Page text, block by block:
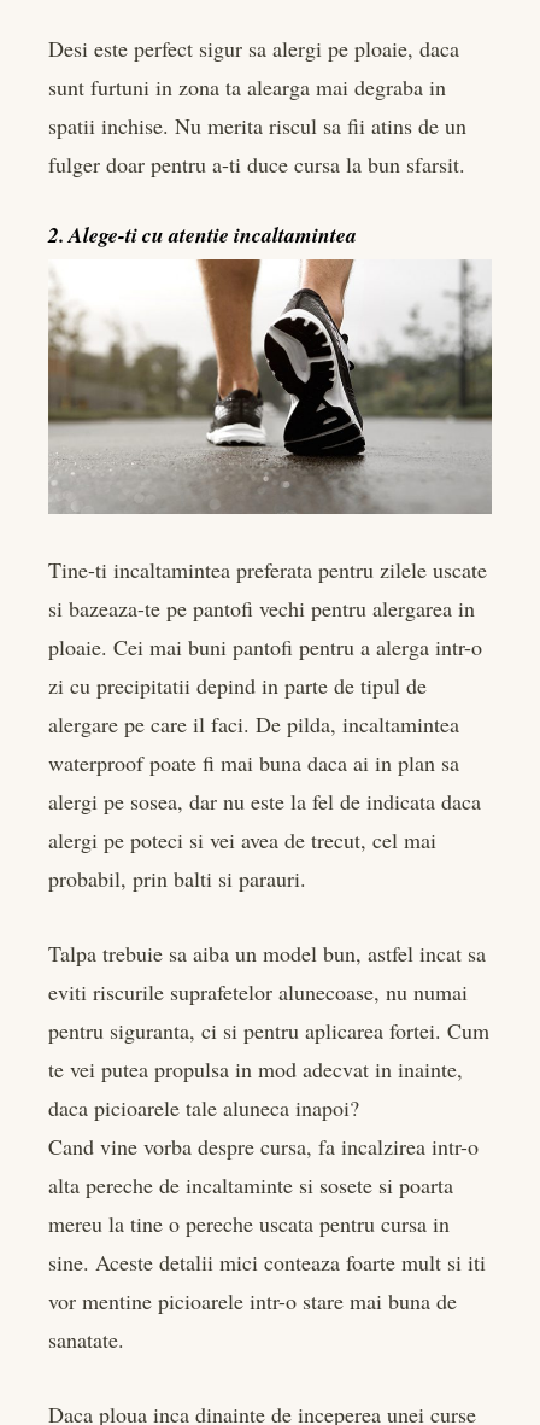
Desi este perfect sigur sa alergi pe ploaie, daca
sunt furtuni in zona ta alearga mai degraba in
spatii inchise. Nu merita riscul sa fii atins de un
fulger doar pentru a-ti duce cursa la bun sfarsit.
2. Alege-ti cu atentie incaltamintea
Tine-ti incaltamintea preferata pentru zilele uscate
si bazeaza-te pe pantofi vechi pentru alergarea in
ploaie. Cei mai buni pantofi pentru a alerga intr-o
zi cu precipitatii depind in parte de tipul de
alergare pe care il faci. De pilda, incaltamintea
waterproof poate fi mai buna daca ai in plan sa
alergi pe sosea, dar nu este la fel de indicata daca
alergi pe poteci si vei avea de trecut, cel mai
probabil, prin balti si parauri.
Talpa trebuie sa aiba un model bun, astfel incat sa
eviti riscurile suprafetelor alunecoase, nu numai
pentru siguranta, ci si pentru aplicarea fortei. Cum
te vei putea propulsa in mod adecvat in inainte,
daca picioarele tale aluneca inapoi?
Cand vine vorba despre cursa, fa incalzirea intr-o
alta pereche de incaltaminte si sosete si poarta
mereu la tine o pereche uscata pentru cursa in
sine. Aceste detalii mici conteaza foarte mult si iti
vor mentine picioarele intr-o stare mai buna de
sanatate.
Daca ploua inca dinainte de inceperea unei curse